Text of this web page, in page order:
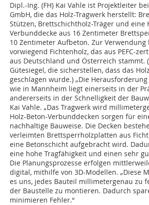
Dipl.-Ing. (FH) Kai Vahle ist Projektleiter
GmbH, die das Holz-Tragwerk herstellt:
Stützen, Brettschichtholz-Träger und eine
Verbunddecke aus 16 Zentimeter
10 Zentimeter Aufbeton. Zur Verwendung
vorwiegend Fichtenholz, das aus PEFC-
aus Deutschland und Österreich stammt.
Gütesiegel, die sicherstellen, dass das
geschlagen wurde.) „Die
wie in Mannheim liegt einerseits in der
andererseits in der Schnelligkeit der
Kai Vahle. „Das Tragwerk wird
Holz-Beton-Verbunddecken sorgen für
nachhaltige Bauweise. Die Decken
verleimten Brettsperrholzplatten aus
eine Betonschicht aufgebracht wird.
eine hohe Tragfähigkeit und einen sehr
Die Planungsprozesse erfolgen
digital, mithilfe von 3D-Modellen. „Diese
es uns, jedes Bauteil millimetergenau zu
der Baustelle zu montieren. Dadurch
minimieren Fehler.“